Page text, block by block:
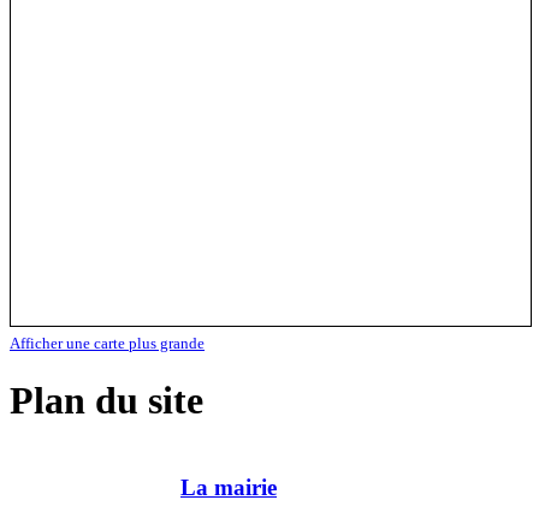
Afficher une carte plus grande
Plan du site
La mairie